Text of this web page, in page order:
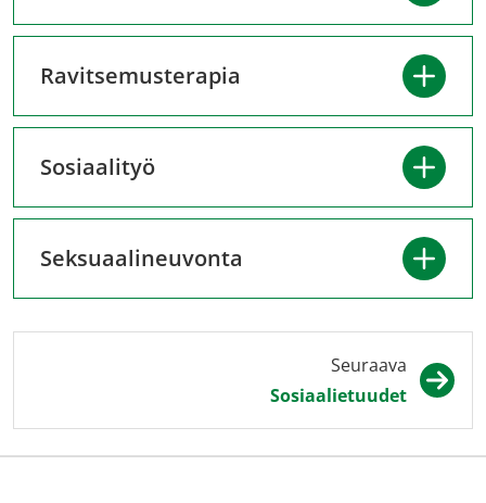
Ravitsemusterapia
Sosiaalityö
Seksuaalineuvonta
Seuraava
Sosiaalietuudet